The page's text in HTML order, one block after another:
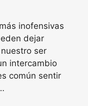
inofensivas
dejar
ser
intercambio
común sentir